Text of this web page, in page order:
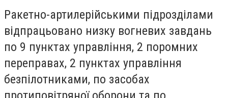
Ракетно-артилерійськими підрозділами
відпрацьовано низку вогневих завдань
по 9 пунктах управління, 2 поромних
переправах, 2 пунктах управління
безпілотниками, по засобах